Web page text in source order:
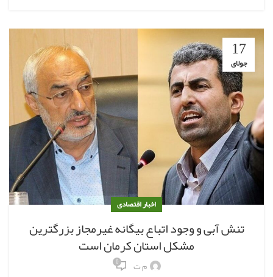
17
جولای
اخبار اقتصادی
تنش آبی و وجود اتباع بیگانه غیرمجاز بزرگترین
مشکل استان کرمان است
م ت 0